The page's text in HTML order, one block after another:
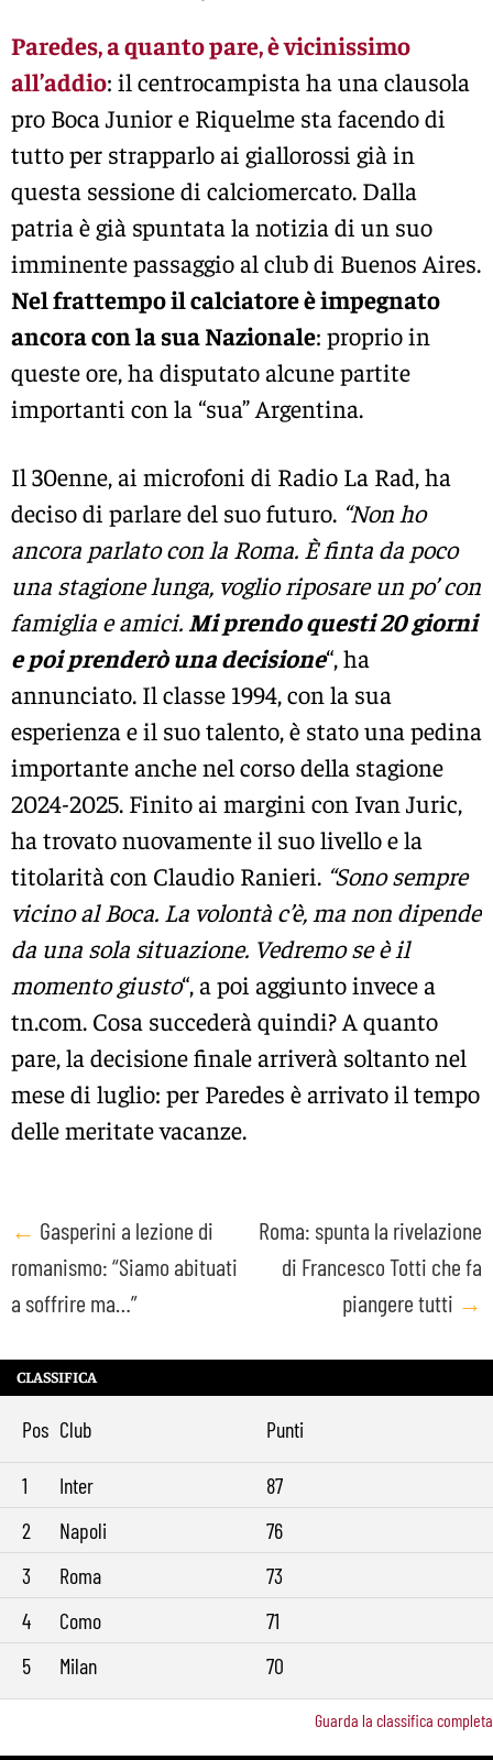
Paredes, a quanto pare, è vicinissimo
all’addio: il centrocampista ha una clausola
pro Boca Junior e Riquelme sta facendo di
tutto per strapparlo ai giallorossi già in
questa sessione di calciomercato. Dalla
patria è già spuntata la notizia di un suo
imminente passaggio al club di Buenos Aires.
Nel frattempo il calciatore è impegnato
ancora con la sua Nazionale: proprio in
queste ore, ha disputato alcune partite
importanti con la “sua” Argentina.
Il 30enne, ai microfoni di Radio La Rad, ha
deciso di parlare del suo futuro. “Non ho
ancora parlato con la Roma. È finta da poco
una stagione lunga, voglio riposare un po’ con
famiglia e amici. Mi prendo questi 20 giorni
e poi prenderò una decisione“, ha
annunciato. Il classe 1994, con la sua
esperienza e il suo talento, è stato una pedina
importante anche nel corso della stagione
2024-2025. Finito ai margini con Ivan Juric,
ha trovato nuovamente il suo livello e la
titolarità con Claudio Ranieri. “Sono sempre
vicino al Boca. La volontà c’è, ma non dipende
da una sola situazione. Vedremo se è il
momento giusto“, a poi aggiunto invece a
tn.com. Cosa succederà quindi? A quanto
pare, la decisione finale arriverà soltanto nel
mese di luglio: per Paredes è arrivato il tempo
delle meritate vacanze.
Post
navigation
← Gasperini a lezione di
romanismo: “Siamo abituati
a soffrire ma…”
Roma: spunta la rivelazione
di Francesco Totti che fa
piangere tutti →
CLASSIFICA
Pos Club Punti
1 Inter
87
2
Napoli
76
3
Roma
73
4
Como
71
5
Milan 70
Guarda la classifica completa